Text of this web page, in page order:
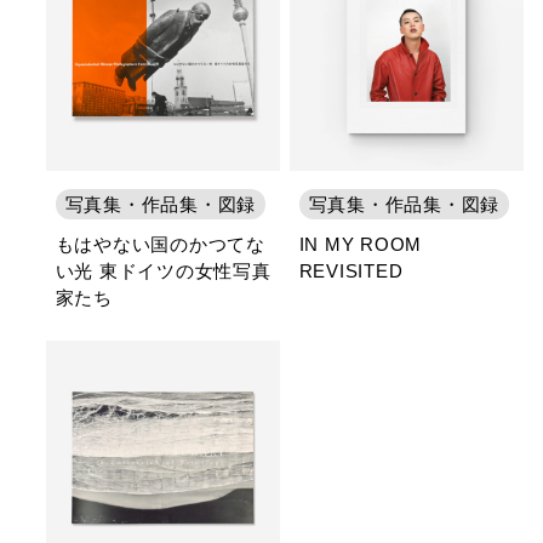
写真集・作品集・図録
もはやない国のかつてな
い光 東ドイツの女性写真
家たち
写真集・作品集・図録
IN MY ROOM
REVISITED